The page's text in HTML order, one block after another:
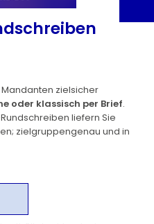
zielsicher
oder klassisch per Brief.
liefern Sie
zielgruppengenau und in